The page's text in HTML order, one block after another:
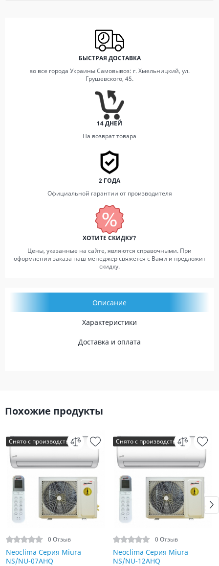
БЫСТРАЯ ДОСТАВКА
во все города Украины Самовывоз: г. Хмельницкий, ул.
Грушевского, 45.
14 ДНЕЙ
На возврат товара
2 ГОДА
Официальной гарантии от производителя
ХОТИТЕ СКИДКУ?
Цены, указанные на сайте, являются справочными. При
оформлении заказа наш менеджер свяжется с Вами и предложит
скидку.
Описание
Характеристики
Доставка и оплата
Похожие продукты
Снято с производства
0 Отзыв
Neoclima Серия Miura
NS/NU-07AHQ
Снято с производства
0 Отзыв
Neoclima Серия Miura
NS/NU-12AHQ